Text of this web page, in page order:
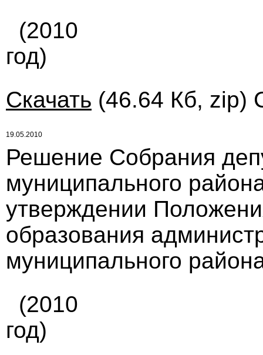
(2010
год)
Скачать (46.64 Кб, zip)
19.05.2010
Решение Собрания
муниципального
утверждении
образования
муниципального
(2010
год)